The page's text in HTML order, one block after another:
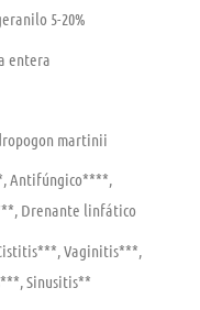
5-20%
entera
martinii
Antifúngico****,
Drenante linfático
Vaginitis***,
Sinusitis**